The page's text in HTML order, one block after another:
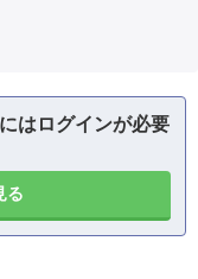
はログインが必要
る